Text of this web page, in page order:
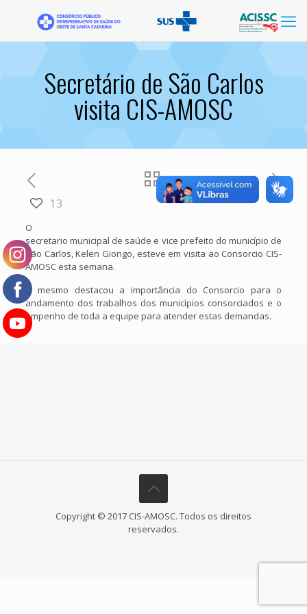
Secretário de São Carlos
visita CIS-AMOSC
13
O
secretario municipal de saúde e vice prefeito do município de
São Carlos, Kelen Giongo, esteve em visita ao Consorcio CIS-
AMOSC esta semana.
O mesmo destacou a importância do Consorcio para o
andamento dos trabalhos dos municípios consorciados e o
empenho de toda a equipe para atender estas demandas.
Copyright © 2017 CIS-AMOSC. Todos os direitos
reservados.